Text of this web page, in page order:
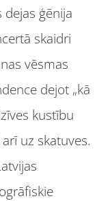
ģēnija
skaidri
vēsmas
dejot „kā
kustību
uz skatuves.